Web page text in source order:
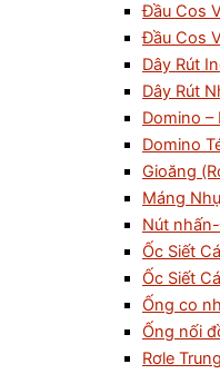
Đầu Cos
Đầu Cos
Dây Rút
Dây Rút
Domino –
Domino
Gioăng
Máng
Nút
Ốc Siết
Ốc Siết
Ống co
Ống nối
Rơle